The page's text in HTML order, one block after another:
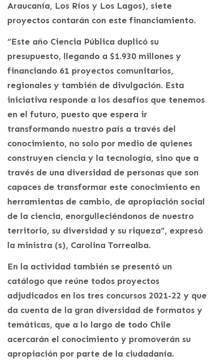
Araucanía, Los Ríos y Los Lagos), siete
proyectos contarán con este financiamiento.
“Este año Ciencia Pública duplicó su
presupuesto, llegando a $1.930 millones y
financiando 61 proyectos comunitarios,
regionales y también de divulgación. Esta
iniciativa responde a los desafíos que tenemos
en el futuro, puesto que espera ir
transformando nuestro país a través del
conocimiento, no solo por medio de quienes
construyen ciencia y la tecnología, sino que a
través de una diversidad de personas que son
capaces de transformar este conocimiento en
herramientas de cambio, de apropiación social
de la ciencia, enorgulleciéndonos de nuestro
territorio, su diversidad y su riqueza”, expresó
la ministra (s), Carolina Torrealba.
En la actividad también se presentó un
catálogo que reúne todos proyectos
adjudicados en los tres concursos 2021-22 y que
da cuenta de la gran diversidad de formatos y
temáticas, que a lo largo de todo Chile
acercarán el conocimiento y promoverán su
apropiación por parte de la ciudadanía.